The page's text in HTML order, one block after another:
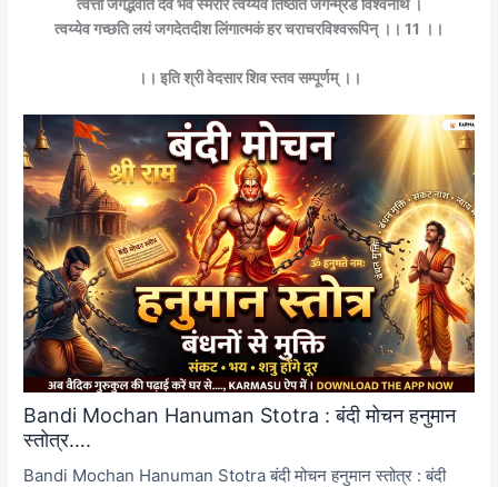
त्वत्तो जगद्भवति देव भव स्मरारे त्वय्येव तिष्ठति जगन्म्रड विश्वनाथ ।
त्वय्येव गच्छति लयं जगदेतदीश लिंगात्मकं हर चराचरविश्वरूपिन् ।। 11 ।।
।। इति श्री वेदसार शिव स्तव सम्पूर्णम् ।।
Bandi Mochan Hanuman Stotra : बंदी मोचन हनुमान
स्तोत्र….
Bandi Mochan Hanuman Stotra बंदी मोचन हनुमान स्तोत्र : बंदी